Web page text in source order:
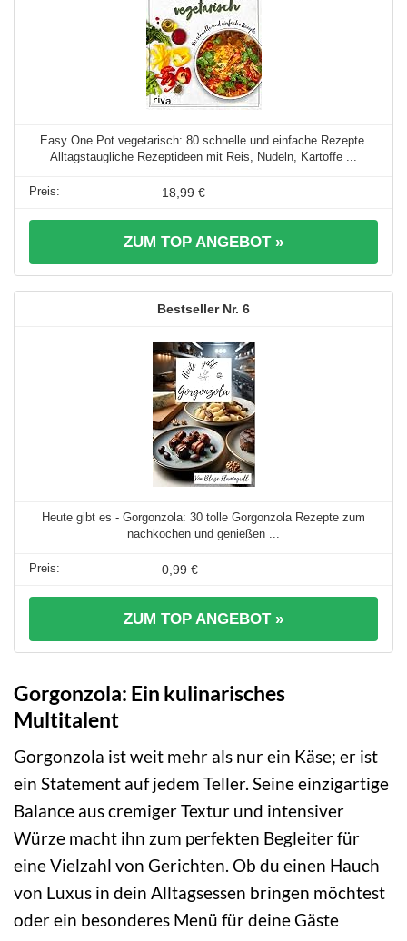
Easy One Pot vegetarisch: 80 schnelle und einfache Rezepte.
Alltagstaugliche Rezeptideen mit Reis, Nudeln, Kartoffe ...
18,99 €
ZUM TOP ANGEBOT »
6
Heute gibt es - Gorgonzola: 30 tolle Gorgonzola Rezepte zum
nachkochen und genießen ...
0,99 €
ZUM TOP ANGEBOT »
Gorgonzola: Ein kulinarisches
Multitalent
Gorgonzola ist weit mehr als nur ein Käse; er ist
ein Statement auf jedem Teller. Seine einzigartige
Balance aus cremiger Textur und intensiver
Würze macht ihn zum perfekten Begleiter für
eine Vielzahl von Gerichten. Ob du einen Hauch
von Luxus in dein Alltagsessen bringen möchtest
oder ein besonderes Menü für deine Gäste